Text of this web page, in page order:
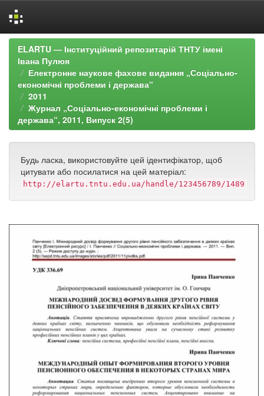
Skip
navigation
ELARTU — Інституційний репозитарій ТНТУ імені
Івана Пулюя
Електронне наукове фахове видання „Соціально-
економічні проблеми і держава“
2011
Журнал „Соціально-економічні проблеми і
держава“, 2011, Випуск 2(5)
Будь ласка, використовуйте цей ідентифікатор, щоб
цитувати або посилатися на цей матеріал:
http://elartu.tntu.edu.ua/handle/123456789/1489